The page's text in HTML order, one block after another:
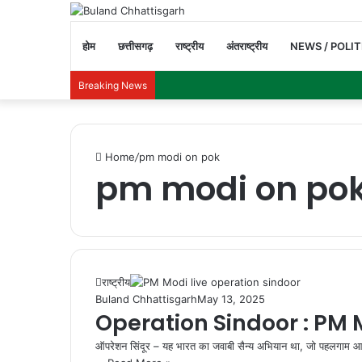
होम छत्तीसगढ़ राष्ट्रीय अंतराष्ट्रीय NEWS /
Breaking News
Home/pm modi on pok
pm modi on
राष्ट्रीय
Buland ChhattisgarhMay 13, 2025
Operation Sindoor : PM
ऑपरेशन सिंदूर – यह भारत का जवाबी सैन्य अभियान था, जो